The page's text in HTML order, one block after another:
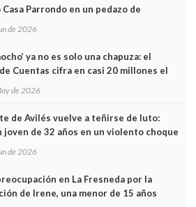
Parrondo en un pedazo de
Madrid
de 2026
ya no es solo una chapuza: el
Cuentas cifra en casi 20 millones el
de los trenes que no cabían por los
de 2026
de Avilés vuelve a teñirse de luto:
joven de 32 años en un violento choque
de 2026
en La Fresneda por la
de Irene, una menor de 15 años